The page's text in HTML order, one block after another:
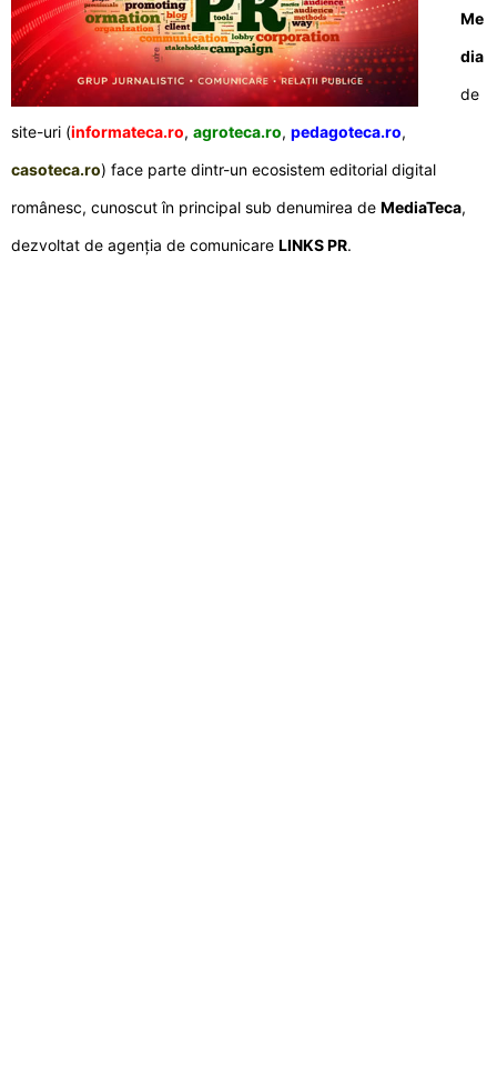
Me
dia
de
site-uri (informateca.ro, agroteca.ro, pedagoteca.ro,
casoteca.ro) face parte dintr-un ecosistem editorial digital
românesc, cunoscut în principal sub denumirea de MediaTeca,
dezvoltat de agenția de comunicare LINKS PR.